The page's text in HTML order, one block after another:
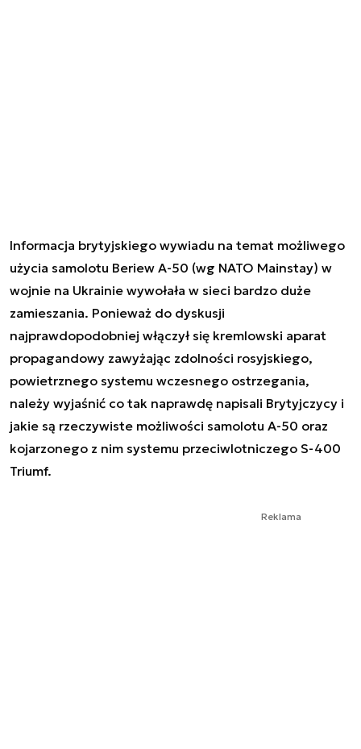
Informacja brytyjskiego wywiadu na temat możliwego
użycia samolotu Beriew A-50 (wg NATO Mainstay) w
wojnie na Ukrainie wywołała w sieci bardzo duże
zamieszania. Ponieważ do dyskusji
najprawdopodobniej włączył się kremlowski aparat
propagandowy zawyżając zdolności rosyjskiego,
powietrznego systemu wczesnego ostrzegania,
należy wyjaśnić co tak naprawdę napisali Brytyjczycy i
jakie są rzeczywiste możliwości samolotu A-50 oraz
kojarzonego z nim systemu przeciwlotniczego S-400
Triumf.
Reklama